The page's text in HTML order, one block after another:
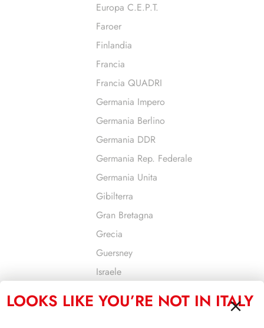
Europa C.E.P.T.
Faroer
Finlandia
Francia
Francia QUADRI
Germania Impero
Germania Berlino
Germania DDR
Germania Rep. Federale
Germania Unita
Gibilterra
Gran Bretagna
Grecia
Guersney
Israele
Jugoslavia
LOOKS LIKE YOU’RE NOT IN ITALY